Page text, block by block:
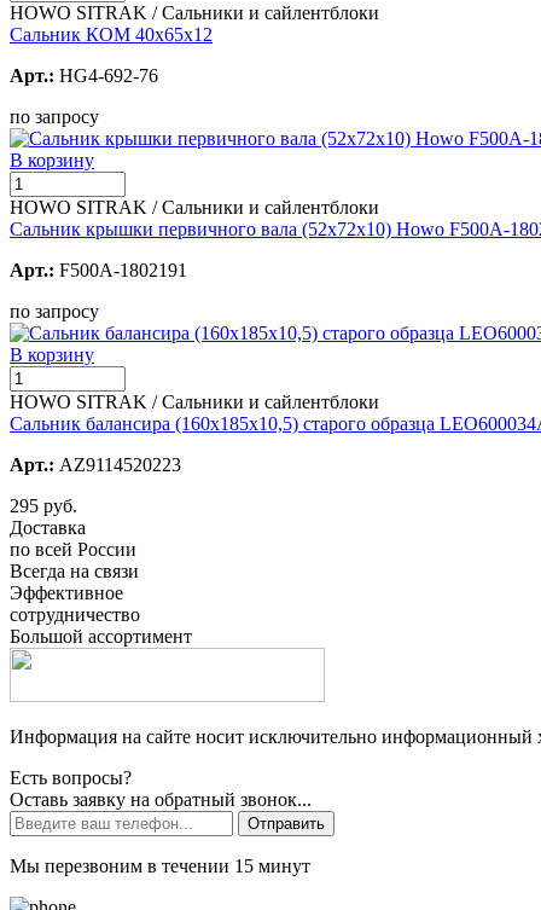
HOWO SITRAK / Сальники и сайлентблоки
Сальник КОМ 40х65х12
Арт.: HG4-692-76
по запросу
В корзину
HOWO SITRAK / Сальники и сайлентблоки
Сальник крышки первичного вала (52x72x10) Howo F500A-
Арт.: F500A-1802191
по запросу
В корзину
HOWO SITRAK / Сальники и сайлентблоки
Сальник балансира (160х185х10,5) старого образца
Арт.: AZ9114520223
295 руб.
Доставка
по всей России
Всегда на связи
Эффективное
сотрудничество
Большой ассортимент
Информация на сайте носит исключительно информационный
Есть вопросы?
Оставь заявку на обратный звонок...
Отправить
Мы перезвоним в течении 15 минут